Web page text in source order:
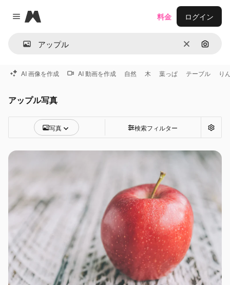
Close menu
Magnific
消去 画像で
料金 ログイン
AI 画像を作成 AI 動画を作成 自然 木 葉っぱ テーブル り
アップル写真
写真 検索フィルター